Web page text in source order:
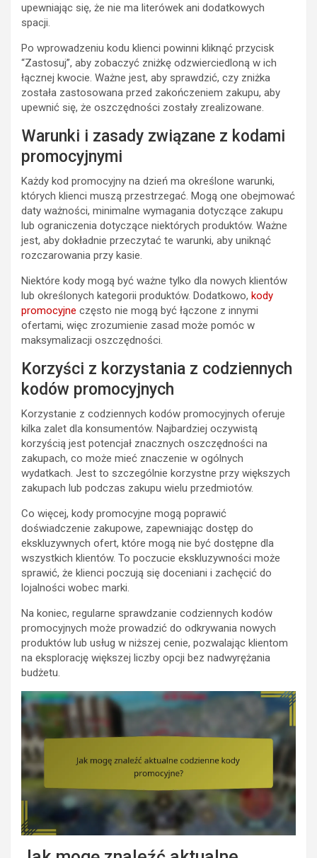
upewniając się, że nie ma literówek ani dodatkowych
spacji.
Po wprowadzeniu kodu klienci powinni kliknąć przycisk
“Zastosuj”, aby zobaczyć zniżkę odzwierciedloną w ich
łącznej kwocie. Ważne jest, aby sprawdzić, czy zniżka
została zastosowana przed zakończeniem zakupu, aby
upewnić się, że oszczędności zostały zrealizowane.
Warunki i zasady związane z kodami
promocyjnymi
Każdy kod promocyjny na dzień ma określone warunki,
których klienci muszą przestrzegać. Mogą one obejmować
daty ważności, minimalne wymagania dotyczące zakupu
lub ograniczenia dotyczące niektórych produktów. Ważne
jest, aby dokładnie przeczytać te warunki, aby uniknąć
rozczarowania przy kasie.
Niektóre kody mogą być ważne tylko dla nowych klientów
lub określonych kategorii produktów. Dodatkowo, kody
promocyjne często nie mogą być łączone z innymi
ofertami, więc zrozumienie zasad może pomóc w
maksymalizacji oszczędności.
Korzyści z korzystania z codziennych
kodów promocyjnych
Korzystanie z codziennych kodów promocyjnych oferuje
kilka zalet dla konsumentów. Najbardziej oczywistą
korzyścią jest potencjał znacznych oszczędności na
zakupach, co może mieć znaczenie w ogólnych
wydatkach. Jest to szczególnie korzystne przy większych
zakupach lub podczas zakupu wielu przedmiotów.
Co więcej, kody promocyjne mogą poprawić
doświadczenie zakupowe, zapewniając dostęp do
ekskluzywnych ofert, które mogą nie być dostępne dla
wszystkich klientów. To poczucie ekskluzywności może
sprawić, że klienci poczują się doceniani i zachęcić do
lojalności wobec marki.
Na koniec, regularne sprawdzanie codziennych kodów
promocyjnych może prowadzić do odkrywania nowych
produktów lub usług w niższej cenie, pozwalając klientom
na eksplorację większej liczby opcji bez nadwyrężania
budżetu.